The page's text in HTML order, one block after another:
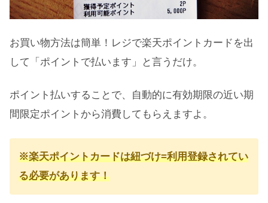
お買い物方法は簡単！レジで楽天ポイントカードを出
して「ポイントで払います」と言うだけ。
ポイント払いすることで、自動的に有効期限の近い期
間限定ポイントから消費してもらえますよ。
※楽天ポイントカードは紐づけ=利用登録されてい
る必要があります！